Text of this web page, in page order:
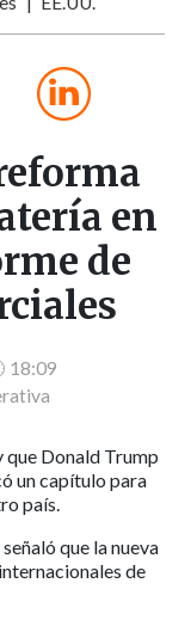
en
de
18:09
que Donald Trump
un capítulo para
país.
que la nueva
de